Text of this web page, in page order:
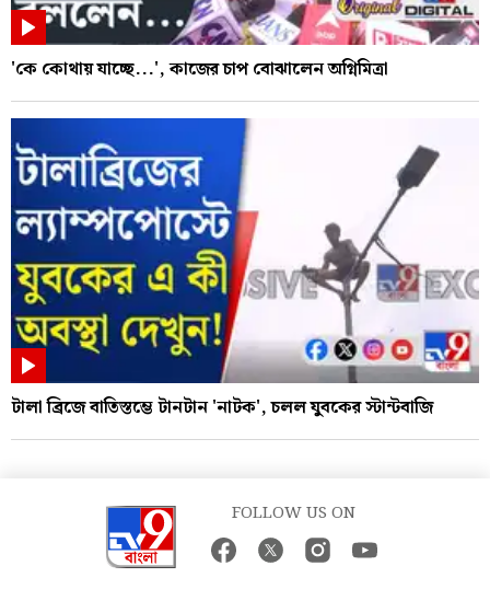
'কে কোথায় যাচ্ছে...', কাজের চাপ বোঝালেন অগ্নিমিত্রা
টালা ব্রিজে বাতিস্তম্ভে টানটান 'নাটক', চলল যুবকের স্টান্টবাজি
FOLLOW US ON